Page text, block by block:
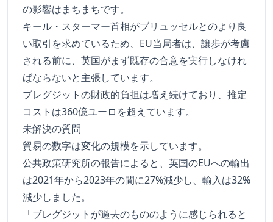
の影響はまちまちです。
キール・スターマー首相がブリュッセルとのより良
い取引を求めているため、EU当局者は、譲歩が考慮
される前に、英国がまず既存の合意を実行しなけれ
ばならないと主張しています。
ブレグジットの財政的負担は増え続けており、推定
コストは360億ユーロを超えています。
未解決の質問
貿易の数字は変化の規模を示しています。
公共政策研究所の報告によると、英国のEUへの輸出
は2021年から2023年の間に27%減少し、輸入は32%
減少しました。
「ブレグジットが過去のもののように感じられると